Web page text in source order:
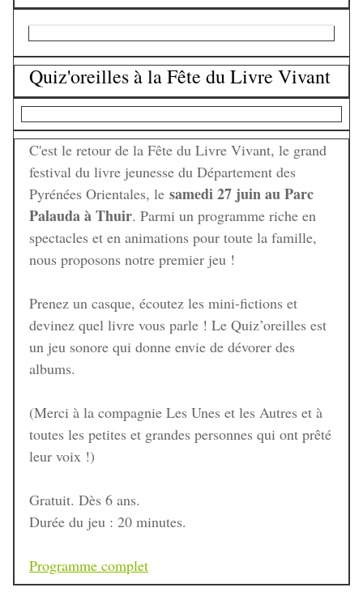
Quiz'oreilles à la Fête du Livre Vivant
C'est le retour de la Fête du Livre Vivant, le grand
festival du livre jeunesse du Département des
Pyrénées Orientales, le samedi 27 juin au Parc
Palauda à Thuir. Parmi un programme riche en
spectacles et en animations pour toute la famille,
nous proposons notre premier jeu !
Prenez un casque, écoutez les mini-fictions et
devinez quel livre vous parle ! Le Quiz’oreilles est
un jeu sonore qui donne envie de dévorer des
albums.
(Merci à la compagnie Les Unes et les Autres et à
toutes les petites et grandes personnes qui ont prêté
leur voix !)
Gratuit. Dès 6 ans.
Durée du jeu : 20 minutes.
Programme complet